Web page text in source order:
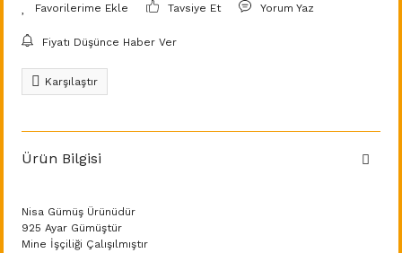
Tavsiye Et Yorum Yaz
Fiyatı Düşünce Haber Ver
Karşılaştır
Ürün Bilgisi
Nisa Gümüş Ürünüdür
925 Ayar Gümüştür
Mine İşçiliği Çalışılmıştır